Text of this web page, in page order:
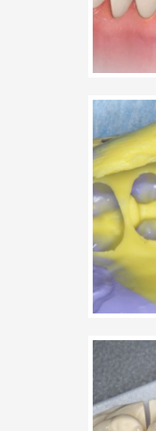
矯正
咬
コ
【精
療】
度が
い治
歯
拡大
【銀
し】
歯)